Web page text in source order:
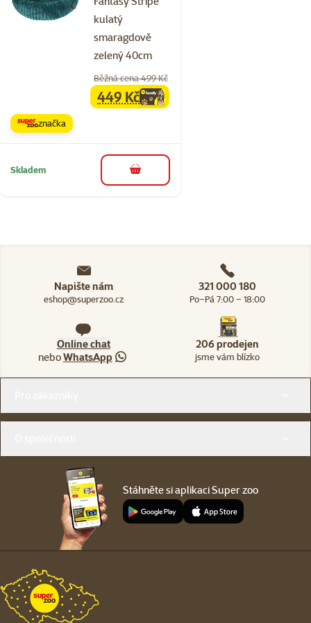
kulatý
smaragdově
zelený 40cm
Běžná cena 499 Kč
familycena
449 Kč
značka
Skladem do košíku
Napište nám
eshop@superzoo.cz
321 000 180
Po–Pá 7:00 – 18:00
Online chat
neboWhatsApp
206 prodejen
jsme vám blízko
Stáhněte si aplikaci Super zoo